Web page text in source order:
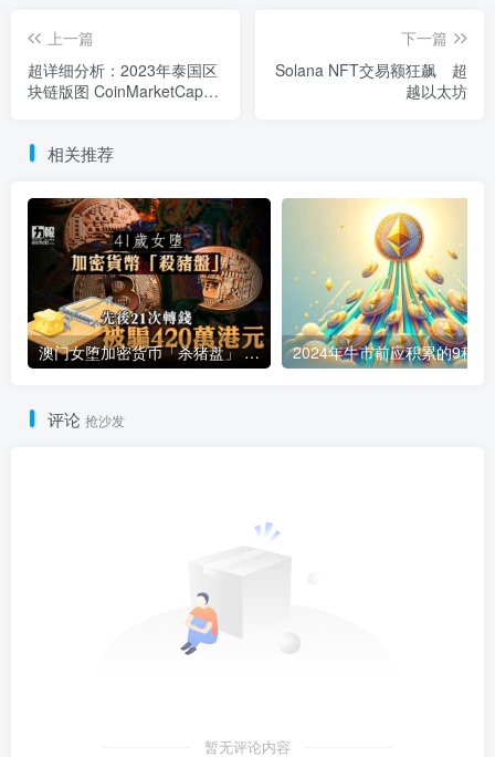
上一篇
超详细分析：2023年泰国区
块链版图 CoinMarketCap泰
下一篇
Solana NFT交易额狂飙 超
越以太坊
相关推荐
澳门女堕加密货币「杀猪盘」 先后21次转钱被骗420万港元
评论 抢沙发
暂无评论内容